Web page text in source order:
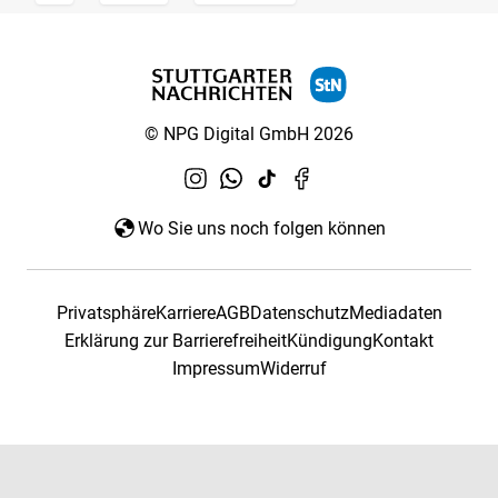
© NPG Digital GmbH 2026
Wo Sie uns noch folgen können
PrivatsphäreKarriereAGBDatenschutzMediadaten
Erklärung zur BarrierefreiheitKündigungKontakt
ImpressumWiderruf